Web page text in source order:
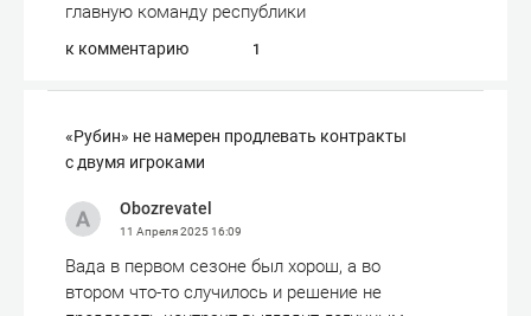
главную команду республики
к комментарию 1
«Рубин» не намерен продлевать контракты
с двумя игроками
Obozrevatel
11 Апреля 202516:09
Вада в первом сезоне был хорош, а во
втором что-то случилось и решение не